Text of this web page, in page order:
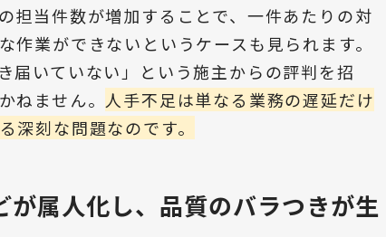
担当件数が増加することで、一件あたりの対
業ができないというケースも見られます。
届いていない」という施主からの評判を招
ねません。 人手不足は単なる業務の遅延だけ
深刻な問題なのです。
属人化し、品質のバラつきが生